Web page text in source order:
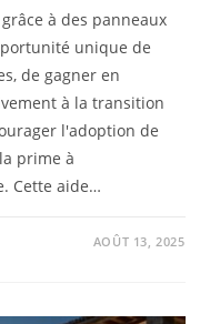
à des panneaux
unique de
de gagner en
à la transition
l'adoption de
prime à
Cette aide…
AOÛT 13, 2025